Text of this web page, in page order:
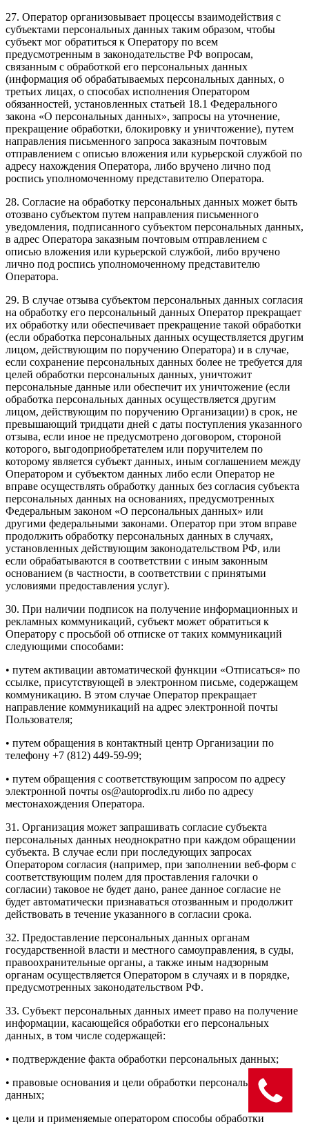
27. Оператор организовывает процессы взаимодействия с
субъектами персональных данных таким образом, чтобы
субъект мог обратиться к Оператору по всем
предусмотренным в законодательстве РФ вопросам,
связанным с обработкой его персональных данных
(информация об обрабатываемых персональных данных, о
третьих лицах, о способах исполнения Оператором
обязанностей, установленных статьей 18.1 Федерального
закона «О персональных данных», запросы на уточнение,
прекращение обработки, блокировку и уничтожение), путем
направления письменного запроса заказным почтовым
отправлением с описью вложения или курьерской службой по
адресу нахождения Оператора, либо вручено лично под
роспись уполномоченному представителю Оператора.
28. Согласие на обработку персональных данных может быть
отозвано субъектом путем направления письменного
уведомления, подписанного субъектом персональных данных,
в адрес Оператора заказным почтовым отправлением с
описью вложения или курьерской службой, либо вручено
лично под роспись уполномоченному представителю
Оператора.
29. В случае отзыва субъектом персональных данных согласия
на обработку его персональный данных Оператор прекращает
их обработку или обеспечивает прекращение такой обработки
(если обработка персональных данных осуществляется другим
лицом, действующим по поручению Оператора) и в случае,
если сохранение персональных данных более не требуется для
целей обработки персональных данных, уничтожит
персональные данные или обеспечит их уничтожение (если
обработка персональных данных осуществляется другим
лицом, действующим по поручению Организации) в срок, не
превышающий тридцати дней с даты поступления указанного
отзыва, если иное не предусмотрено договором, стороной
которого, выгодоприобретателем или поручителем по
которому является субъект данных, иным соглашением между
Оператором и субъектом данных либо если Оператор не
вправе осуществлять обработку данных без согласия субъекта
персональных данных на основаниях, предусмотренных
Федеральным законом «О персональных данных» или
другими федеральными законами. Оператор при этом вправе
продолжить обработку персональных данных в случаях,
установленных действующим законодательством РФ, или
если обрабатываются в соответствии с иным законным
основанием (в частности, в соответствии с принятыми
условиями предоставления услуг).
30. При наличии подписок на получение информационных и
рекламных коммуникаций, субъект может обратиться к
Оператору с просьбой об отписке от таких коммуникаций
следующими способами:
• путем активации автоматической функции «Отписаться» по
ссылке, присутствующей в электронном письме, содержащем
коммуникацию. В этом случае Оператор прекращает
направление коммуникаций на адрес электронной почты
Пользователя;
• путем обращения в контактный центр Организации по
телефону +7 (812) 449-59-99;
• путем обращения с соответствующим запросом по адресу
электронной почты os@autoprodix.ru либо по адресу
местонахождения Оператора.
31. Организация может запрашивать согласие субъекта
персональных данных неоднократно при каждом обращении
субъекта. В случае если при последующих запросах
Оператором согласия (например, при заполнении веб-форм с
соответствующим полем для проставления галочки о
согласии) таковое не будет дано, ранее данное согласие не
будет автоматически признаваться отозванным и продолжит
действовать в течение указанного в согласии срока.
32. Предоставление персональных данных органам
государственной власти и местного самоуправления, в суды,
правоохранительные органы, а также иным надзорным
органам осуществляется Оператором в случаях и в порядке,
предусмотренных законодательством РФ.
33. Субъект персональных данных имеет право на получение
информации, касающейся обработки его персональных
данных, в том числе содержащей:
• подтверждение факта обработки персональных данных;
• правовые основания и цели обработки персональных
данных;
• цели и применяемые оператором способы обработки